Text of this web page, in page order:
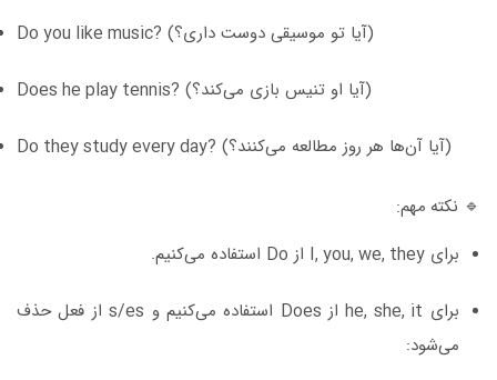
Do you like music? (آیا تو موسیقی دوست داری؟)
Does he play tennis? (آیا او تنیس بازی می‌کند؟)
Do they study every day? (آیا آن‌ها هر روز مطالعه می‌کنند؟)
🔹 نکته مهم:
برایI, you, we, they از Do استفاده می‌کنیم.
برای he, she, itاز Does استفاده می‌کنیم و s/esاز فعل حذف
می‌شود: